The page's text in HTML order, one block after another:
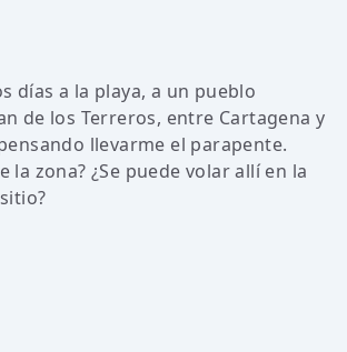
días a la playa, a un pueblo
de los Terreros, entre Cartagena y
llevarme el parapente.
la zona? ¿Se puede volar allí en la